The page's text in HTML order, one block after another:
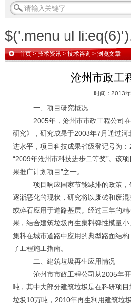
$('.menu ul
首页>技术资讯 > 技术咨询 > 浏览文章
沧州市政工
时间：2013
一、项目研究概况
2005年，沧州市市政工程公司在河
研究》，研究成果于2008年7月通过
进水平，项目科技成果省级登记号为
“2009年沧州市科技进步二等奖”。该
果推广计划项目”之一。
项目响应国家节能减排的政策，针
逐渐恶化的现状，研究将以废砖和废
或碎石应用于道路基层。经过三年的
果，结合建筑垃圾再生集料弹性模量
集料在城市道路中应用的典型路面结
了工程施工指南。
二、建筑垃圾再生应用情况
沧州市市政工程公司从2005年开始
吨，其中大部分建筑垃圾是在科研项
垃圾10万吨，2010年再生利用建筑垃圾